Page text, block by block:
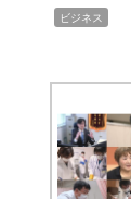
ビジネス